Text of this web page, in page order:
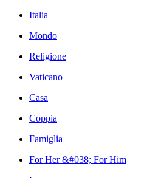
Italia
Mondo
Religione
Vaticano
Casa
Coppia
Famiglia
For Her &#038; For Him